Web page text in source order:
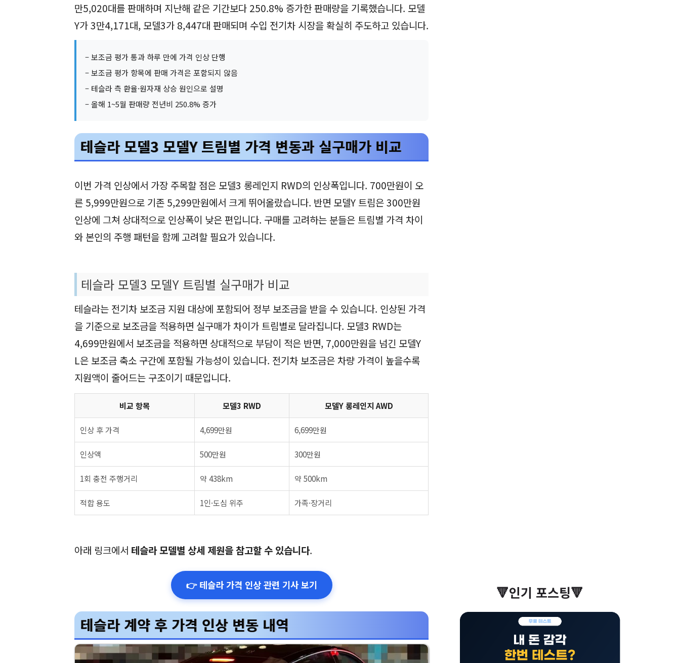
만5,020대를 판매하며 지난해 같은 기간보다 250.8% 증가한 판매량을 기록했습니다. 모델
Y가 3만4,171대, 모델3가 8,447대 판매되며 수입 전기차 시장을 확실히 주도하고 있습니다.
– 보조금 평가 통과 하루 만에 가격 인상 단행
– 보조금 평가 항목에 판매 가격은 포함되지 않음
– 테슬라 측 환율·원자재 상승 원인으로 설명
– 올해 1~5월 판매량 전년비 250.8% 증가
테슬라 모델3 모델Y 트림별 가격 변동과 실구매가 비교
이번 가격 인상에서 가장 주목할 점은 모델3 롱레인지 RWD의 인상폭입니다. 700만원이 오
른 5,999만원으로 기존 5,299만원에서 크게 뛰어올랐습니다. 반면 모델Y 트림은 300만원
인상에 그쳐 상대적으로 인상폭이 낮은 편입니다. 구매를 고려하는 분들은 트림별 가격 차이
와 본인의 주행 패턴을 함께 고려할 필요가 있습니다.
테슬라 모델3 모델Y 트림별 실구매가 비교
테슬라는 전기차 보조금 지원 대상에 포함되어 정부 보조금을 받을 수 있습니다. 인상된 가격
을 기준으로 보조금을 적용하면 실구매가 차이가 트림별로 달라집니다. 모델3 RWD는
4,699만원에서 보조금을 적용하면 상대적으로 부담이 적은 반면, 7,000만원을 넘긴 모델Y
L은 보조금 축소 구간에 포함될 가능성이 있습니다. 전기차 보조금은 차량 가격이 높을수록
지원액이 줄어드는 구조이기 때문입니다.
비교 항목 모델3 RWD 모델Y 롱레인지 AWD
인상 후 가격 4,699만원 6,699만원
인상액 500만원 300만원
1회 충전 주행거리 약 438km 약 500km
적합 용도 1인·도심 위주 가족·장거리
아래 링크에서 테슬라 모델별 상세 제원을 참고할 수 있습니다.
👉 테슬라 가격 인상 관련 기사 보기
테슬라 계약 후 가격 인상 변동 내역
🔻인기 포스팅🔻